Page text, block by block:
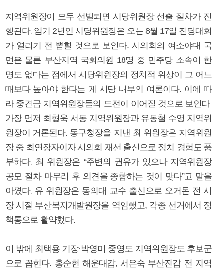
지역위원장이 모두 선발되면 시당위원장 선출 절차가 진
행된다. 임기 2년인 시당위원장은 오는 8월 17일 전당대회
가 열리기 전 뽑힐 것으로 보인다. 시의회의 여소야대 국
면은 물론 부산지역 국회의원 18명 중 민주당 소속이 한
명도 없다는 점에서 시당위원장의 정치적 위상이 그 어느
때보다 높아야 한다는 게 시당 내부의 여론이다. 이에 따
라 중견급 지역위원장들의 도전이 이어질 것으로 보인다.
가장 먼저 최형욱 서동 지역위원장과 유동철 수영 지역위
원장이 거론된다. 동구청장을 지낸 최 위원장은 지역위원
장 중 최연장자이자 시의회 재선 출신으로 정치 경험도 풍
부하다. 최 위원장은 “주변의 권유가 있으나 지역위원장
공모 절차 마무리 후 의견을 종합하는 것이 맞다”고 말을
아꼈다. 유 위원장은 동의대 교수 출신으로 오거돈 전 시
장 시절 부산복지개발원장을 역임했고, 각종 선거에서 정
책통으로 활약했다.
이 밖에 최택용 기장·박영미 중영도 지역위원장도 후보군
으로 꼽힌다. 홍순헌 해운대갑, 서은숙 부산진갑 전 지역